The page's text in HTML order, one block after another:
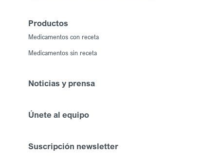
Productos
Medicamentos con receta
Medicamentos sin receta
Noticias y prensa
Únete al equipo
Suscripción newsletter